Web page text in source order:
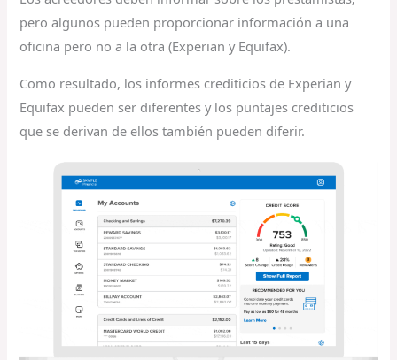
pero algunos pueden proporcionar información a una
oficina pero no a la otra (Experian y Equifax).
Como resultado, los informes crediticios de Experian y
Equifax pueden ser diferentes y los puntajes crediticios
que se derivan de ellos también pueden diferir.